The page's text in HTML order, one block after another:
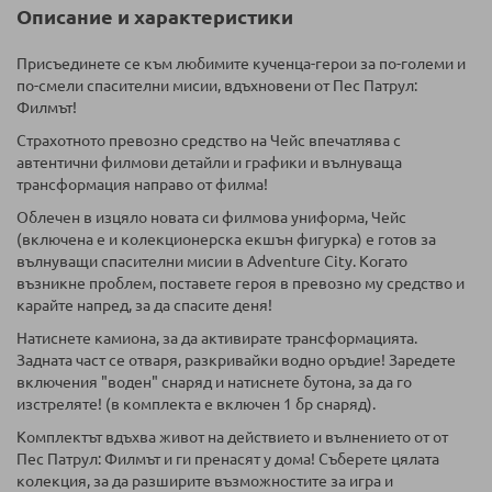
Описание и характеристики
Присъединете се към любимите кученца-герои за по-големи и
по-смели спасителни мисии, вдъхновени от Пес Патрул:
Филмът!
Страхотното превозно средство на Чейс впечатлява с
автентични филмови детайли и графики и вълнуваща
трансформация направо от филма!
Облечен в изцяло новата си филмова униформа, Чейс
(включена е и колекционерска екшън фигурка) е готов за
вълнуващи спасителни мисии в Adventure City. Когато
възникне проблем, поставете героя в превозно му средство и
карайте напред, за да спасите деня!
Натиснете камиона, за да активирате трансформацията.
Задната част се отваря, разкривайки водно оръдие! Заредете
включения "воден" снаряд и натиснете бутона, за да го
изстреляте! (в комплекта е включен 1 бр снаряд).
Комплектът вдъхва живот на действието и вълнението от от
Пес Патрул: Филмът и ги пренасят у дома! Съберете цялата
колекция, за да разширите възможностите за игра и